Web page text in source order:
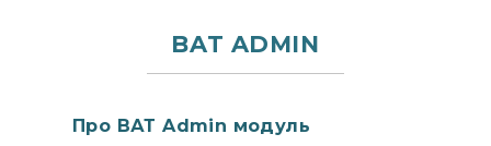
BAT ADMIN
Про ВАТ Admin модуль